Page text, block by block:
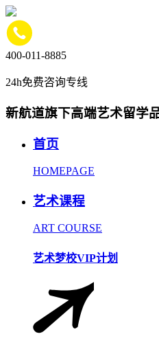
400-011-8885
24h免费咨询专线
新航道旗下高端艺术留学
首页
HOMEPAGE
艺术课程
ART COURSE
艺术梦校VIP计划